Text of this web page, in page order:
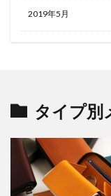
2019年5月
タイプ別